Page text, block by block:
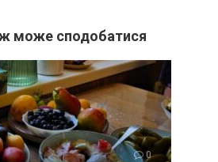
може сподобатися
0